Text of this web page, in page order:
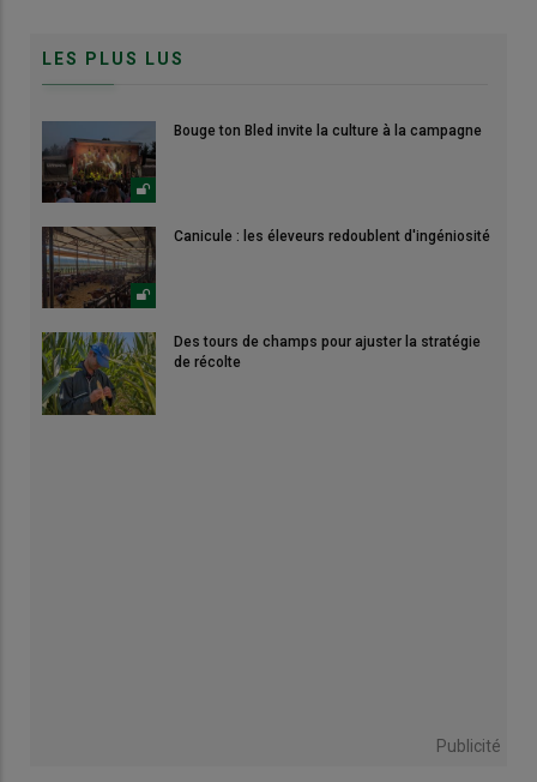
LES PLUS LUS
Bouge ton Bled invite la culture à la campagne
Canicule : les éleveurs redoublent d'ingéniosité
Des tours de champs pour ajuster la stratégie
de récolte
Publicité